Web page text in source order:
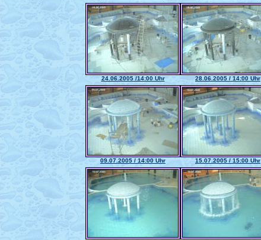
24.06.2005 /14:00 Uhr 28.06.2005 / 14:00 Uhr
09.07.2005 / 14:00 Uhr 15.07.2005 / 15:00 Uhr